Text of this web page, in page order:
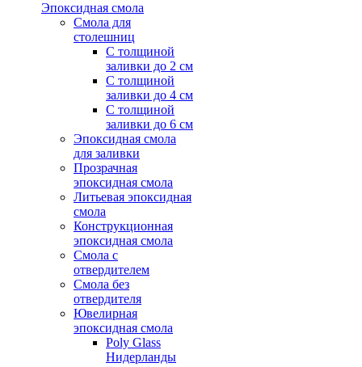
Эпоксидная смола
Смола для
столешниц
С толщиной
заливки до 2 см
С толщиной
заливки до 4 см
С толщиной
заливки до 6 см
Эпоксидная смола
для заливки
Прозрачная
эпоксидная смола
Литьевая эпоксидная
смола
Конструкционная
эпоксидная смола
Смола с
отвердителем
Смола без
отвердителя
Ювелирная
эпоксидная смола
Poly Glass
Нидерланды